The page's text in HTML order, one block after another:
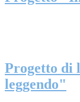
Progetto di
leggendo"